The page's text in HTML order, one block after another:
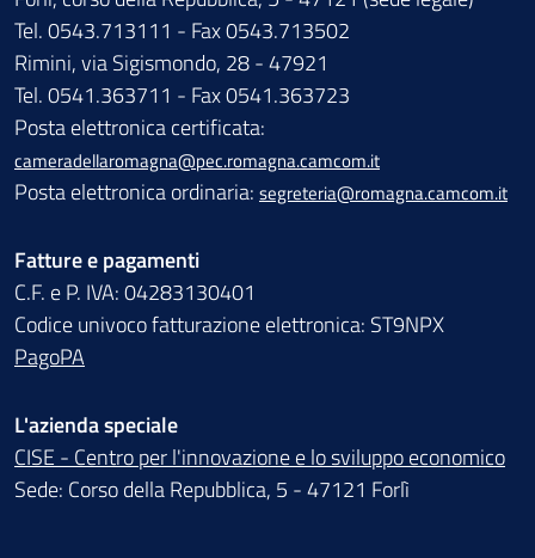
Tel. 0543.713111 - Fax 0543.713502
Rimini, via Sigismondo, 28 - 47921
Tel. 0541.363711 - Fax 0541.363723
Posta elettronica certificata:
cameradellaromagna@pec.romagna.camcom.it
Posta elettronica ordinaria: segreteria@romagna.camcom.it
Fatture e pagamenti
C.F. e P. IVA: 04283130401
Codice univoco fatturazione elettronica: ST9NPX
PagoPA
L'azienda speciale
CISE - Centro per l'innovazione e lo sviluppo economico
Sede: Corso della Repubblica, 5 - 47121 Forlì